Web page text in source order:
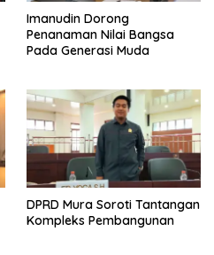
Imanudin Dorong
Penanaman Nilai Bangsa
Pada Generasi Muda
DPRD Mura Soroti Tantangan
Kompleks Pembangunan